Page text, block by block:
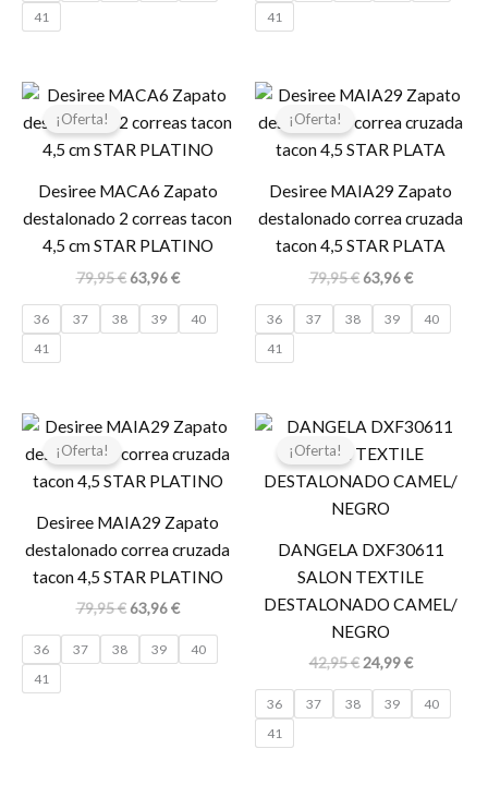
41
41
¡Oferta!
Desiree MACA6 Zapato
destalonado 2 correas tacon
4,5 cm STAR PLATINO
79,95€
El
original
era:
63,96€
El
precio
actual
es:
36 37 38 39
40
41
¡Oferta!
Desiree MAIA29 Zapato
destalonado correa cruzada
tacon 4,5 STAR PLATA
79,95€
El
original
era:
63,96€
El
precio
actual
es:
36 37 38 39
40
41
¡Oferta!
Desiree MAIA29 Zapato
destalonado correa cruzada
tacon 4,5 STAR PLATINO
79,95€
El
original
era:
63,96€
El
precio
actual
es:
36 37 38 39
40
41
¡Oferta!
DANGELA DXF30611
SALON TEXTILE
DESTALONADO CAMEL/
NEGRO
42,95€
El
original
era:
42,95 €.
24,99€
El
actual
es:
36 37 38 39
40
41